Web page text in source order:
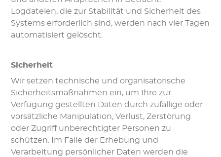
Logdateien, die zur Stabilität und Sicherheit des
Systems erforderlich sind, werden nach vier Tagen
automatisiert gelöscht.
Sicherheit
Wir setzen technische und organisatorische
Sicherheitsmaßnahmen ein, um Ihre zur
Verfügung gestellten Daten durch zufällige oder
vorsätzliche Manipulation, Verlust, Zerstörung
oder Zugriff unberechtigter Personen zu
schützen. Im Falle der Erhebung und
Verarbeitung persönlicher Daten werden die